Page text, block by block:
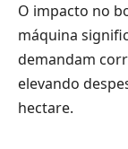
O impacto no
máquina
demandam
elevando
hectare.